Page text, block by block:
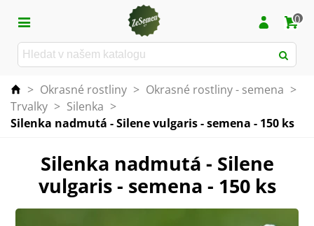
0
> Okrasné rostliny > Okrasné rostliny - semena >
Trvalky > Silenka >
Silenka nadmutá - Silene vulgaris - semena - 150 ks
Silenka nadmutá - Silene
vulgaris - semena - 150 ks